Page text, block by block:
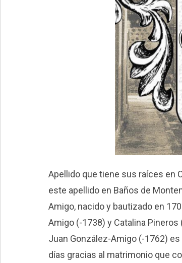
Apellido que tiene sus raíces en
este apellido en Baños de
Amigo, nacido y bautizado en
Amigo (-1738) y Catalina
Juan González-Amigo (-1762)
días gracias al matrimonio que